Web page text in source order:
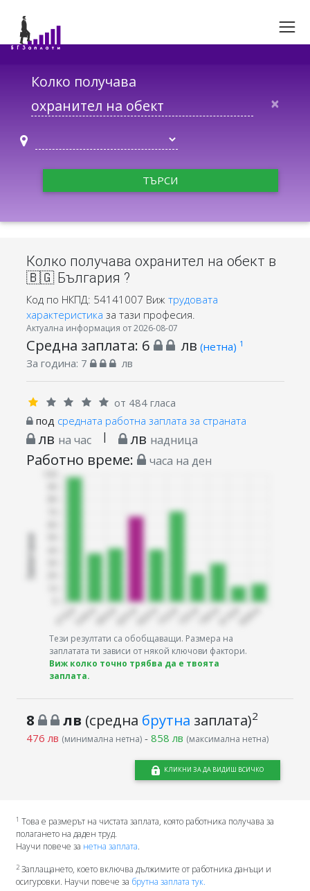
Колко получава
×
ТЪРСИ
Колко получава охранител на обект в
🇧🇬 България ?
Код по НКПД: 54141007 Виж трудовата
характеристика за тази професия.
Актуална информация от 2026-08-07
Средна заплата: 6 лв (нетна) 1
За година: 7 лв
от 484 гласа
под средната работна заплата за страната
лв на час | лв надница
Работно време: часа на ден
Тези резултати са обобщаващи. Размера на
заплатата ти зависи от някой ключови фактори.
Виж колко точно трябва да е твоята
заплата.
8 лв (средна брутна заплата)2
476 лв (минимална нетна)- 858 лв (максимална нетна)
КЛИКНИ ЗА ДА ВИДИШ ВСИЧКО
1 Това е размерът на чистата заплата, която работника получава за
полагането на даден труд.
Научи повече за нетна заплата.
2Заплащането, което включва дължимите от работника данъци и
осигуровки. Научи повече за брутна заплата тук.